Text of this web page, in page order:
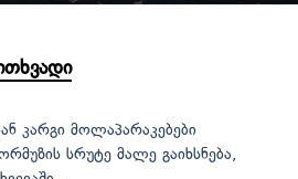
კარგი მოლაპარაკებები
სრუტე მალე გაიხსნება,